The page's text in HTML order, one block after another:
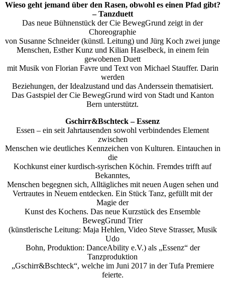
Wieso geht jemand über den Rasen, obwohl es einen Pfad gibt?
– Tanzduett
Das neue Bühnenstück der Cie BewegGrund zeigt in der
Choreographie
von Susanne Schneider (künstl. Leitung) und Jürg Koch zwei junge
Menschen, Esther Kunz und Kilian Haselbeck, in einem fein
gewobenen Duett
mit Musik von Florian Favre und Text von Michael Stauffer. Darin
werden
Beziehungen, der Idealzustand und das Anderssein thematisiert.
Das Gastspiel der Cie BewegGrund wird von Stadt und Kanton
Bern unterstützt.
Gschirr&Bschteck – Essenz
Essen – ein seit Jahrtausenden sowohl verbindendes Element
zwischen
Menschen wie deutliches Kennzeichen von Kulturen. Eintauchen in
die
Kochkunst einer kurdisch-syrischen Köchin. Fremdes trifft auf
Bekanntes,
Menschen begegnen sich, Alltägliches mit neuen Augen sehen und
Vertrautes in Neuem entdecken. Ein Stück Tanz, gefüllt mit der
Magie der
Kunst des Kochens. Das neue Kurzstück des Ensemble
BewegGrund Trier
(künstlerische Leitung: Maja Hehlen, Video Steve Strasser, Musik
Udo
Bohn, Produktion: DanceAbility e.V.) als „Essenz“ der
Tanzproduktion
„Gschirr&Bschteck“, welche im Juni 2017 in der Tufa Premiere
feierte.